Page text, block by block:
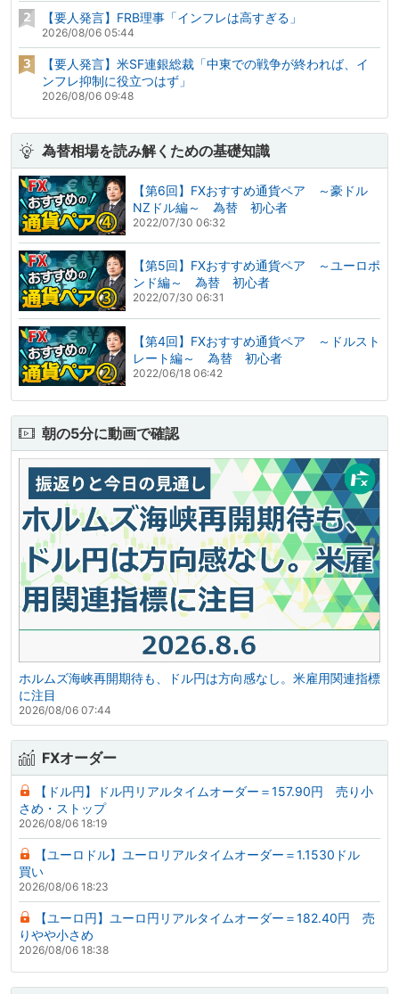
【要人発言】FRB理事「インフレは高すぎる」
2026/08/06 05:44
【要人発言】米SF連銀総裁「中東での戦争が終われば、イ
ンフレ抑制に役立つはず」
2026/08/06 09:48
為替相場を読み解くための基礎知識
【第6回】FXおすすめ通貨ペア ～豪ドル
NZドル編～ 為替 初心者
2022/07/30 06:32
【第5回】FXおすすめ通貨ペア ～ユーロポ
ンド編～ 為替 初心者
2022/07/30 06:31
【第4回】FXおすすめ通貨ペア ～ドルスト
レート編～ 為替 初心者
2022/06/18 06:42
朝の5分に動画で確認
ホルムズ海峡再開期待も、ドル円は方向感なし。米雇用関連指標
に注目
2026/08/06 07:44
FXオーダー
【ドル円】ドル円リアルタイムオーダー＝157.90円 売り小
さめ・ストップ
2026/08/06 18:19
【ユーロドル】ユーロリアルタイムオーダー＝1.1530ドル
買い
2026/08/06 18:23
【ユーロ円】ユーロ円リアルタイムオーダー＝182.40円 売
りやや小さめ
2026/08/06 18:38